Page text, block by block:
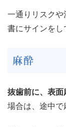
一通りリスク
書にサインをし
麻酔
抜歯前に、表面
場合は、途中で